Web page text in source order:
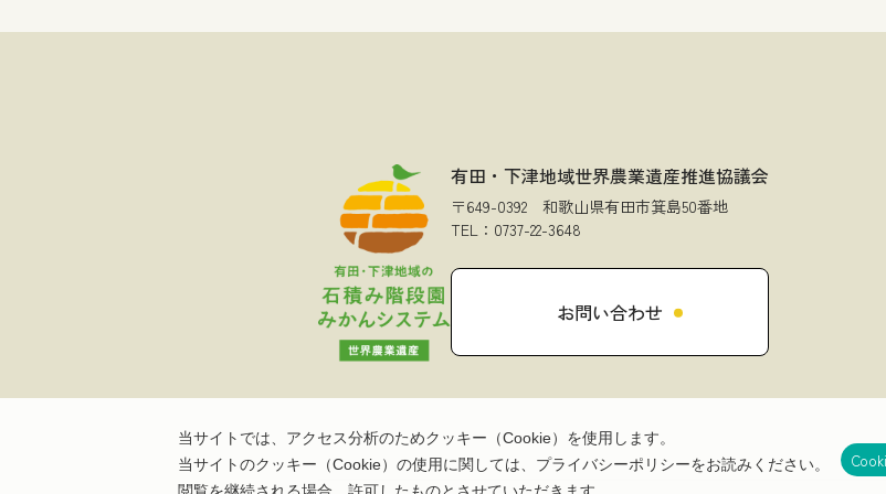
有田・下津地域世界農業遺産推進協議会
〒649-0392 和歌山県有田市箕島50番地
TEL： 0737-22-3648
お問い合わせ
当サイトでは、アクセス分析のためクッキー（Cookie）を使用します。
当サイトのクッキー（Cookie）の使用に関しては、プライバシーポリシーをお読みください。